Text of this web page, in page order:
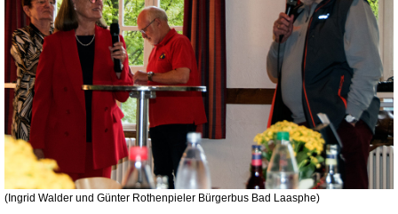
(Ingrid Walder und Günter Rothenpieler Bürgerbus Bad Laasphe)